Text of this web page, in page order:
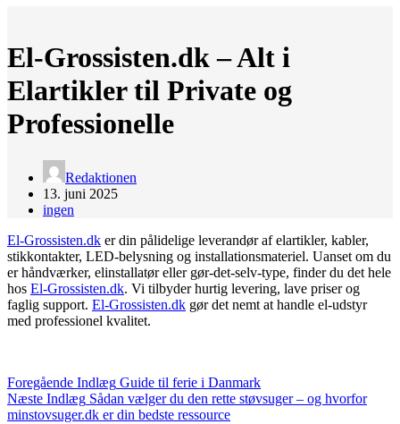
El-Grossisten.dk – Alt i
Elartikler til Private og
Professionelle
Redaktionen
13. juni 2025
ingen
​El-Grossisten.dk er din pålidelige leverandør af elartikler, kabler,
stikkontakter, LED-belysning og installationsmateriel. Uanset om du
er håndværker, elinstallatør eller gør-det-selv-type, finder du det hele
hos ​El-Grossisten.dk. Vi tilbyder hurtig levering, lave priser og
faglig support. ​El-Grossisten.dk gør det nemt at handle el-udstyr
med professionel kvalitet.
Foregående Indlæg Guide til ferie i Danmark
Næste Indlæg Sådan vælger du den rette støvsuger – og hvorfor
minstovsuger.dk er din bedste ressource